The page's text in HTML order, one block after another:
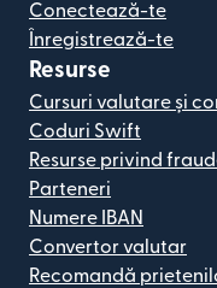
Conectează-te
Înregistrează-te
Resurse
Cursuri valutare și
Coduri Swift
Resurse privind
Parteneri
Numere IBAN
Convertor valutar
Recomandă